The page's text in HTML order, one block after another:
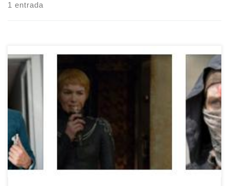
1 entrada
Cada temporada unas series sobresalen más que otras, ya sea
porque se habla mucho de ellas en los medios, por su legión de
fans que hacen mucho ruido en las redes sociales, por alguna de
sus escenas más impactantes o porque una vez más han sido
ninguneadas en cuanto a […]